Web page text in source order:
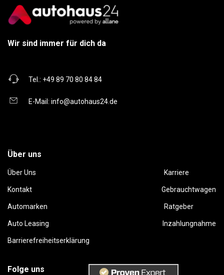
Wir sind immer für dich da
Tel.: +49 89 70 80 84 84
E-Mail: info@autohaus24.de
Über uns
Über Uns Karriere
Kontakt Gebrauchtwagen
Automarken Ratgeber
Auto Leasing Inzahlungnahme
Barrierefreiheitserklärung
Folge uns